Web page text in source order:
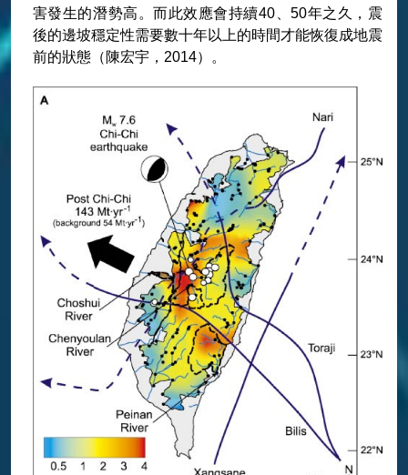
害發生的潛勢高。而此效應會持續40、50年之久，震
後的邊坡穩定性需要數十年以上的時間才能恢復成地震
前的狀態（陳宏宇，2014）。